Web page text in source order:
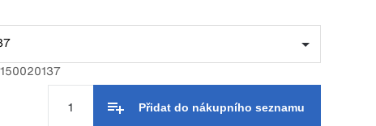
části. Špičkové rohože RM37F na sebe
tvarovaným okrajům a vytvářejí tak bezešvý,
čistitelný povrch na ležení. Distanční podložky
a na konci řady vytvářejí rovný povrch a přidání
distančních podložek znamená, že instalaci
Přidat do nákupního seznamu